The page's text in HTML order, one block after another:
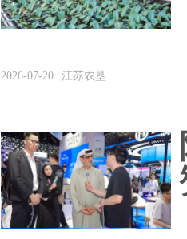
2026-07-20 江苏农垦